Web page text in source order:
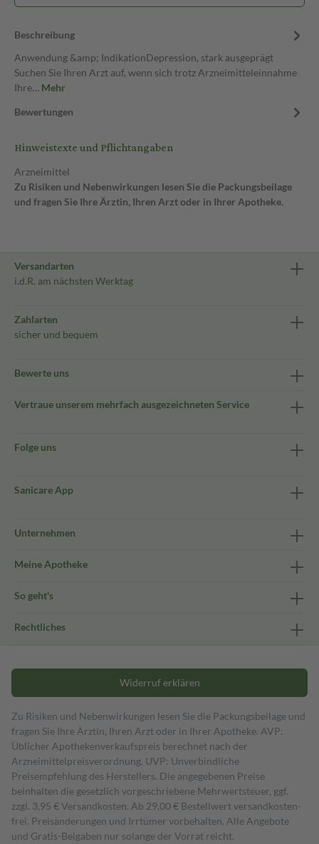
Beschreibung
Anwendung &amp; IndikationDepression, stark ausgeprägt
Suchen Sie Ihren Arzt auf, wenn sich trotz Arzneimitteleinnahme
Ihre… Mehr
Bewertungen
Hinweistexte und Pflichtangaben
Arzneimittel
Zu Risiken und Nebenwirkungen lesen Sie die Packungsbeilage
und fragen Sie Ihre Ärztin, Ihren Arzt oder in Ihrer Apotheke.
Versandarten
i.d.R. am nächsten Werktag
Zahlarten
sicher und bequem
Bewerte uns
Vertraue unserem mehrfach ausgezeichneten Service
Folge uns
Sanicare App
Unternehmen
Meine Apotheke
So geht's
Rechtliches
Widerruf erklären
Zu Risiken und Nebenwirkungen lesen Sie die Packungsbeilage und
fragen Sie Ihre Ärztin, Ihren Arzt oder in Ihrer Apotheke. AVP:
Üblicher Apothekenverkaufspreis berechnet nach der
Arzneimittelpreisverordnung. UVP: Unverbindliche
Preisempfehlung des Herstellers. Die angegebenen Preise
beinhalten die gesetzlich vorgeschriebene Mehrwertsteuer, ggf.
zzgl. 3,95 € Versandkosten. Ab 29,00 € Bestell­wert versand­kosten­
frei. Preisänderungen und Irrtümer vorbehalten. Alle Angebote
und Gratis-Beigaben nur solange der Vorrat reicht.